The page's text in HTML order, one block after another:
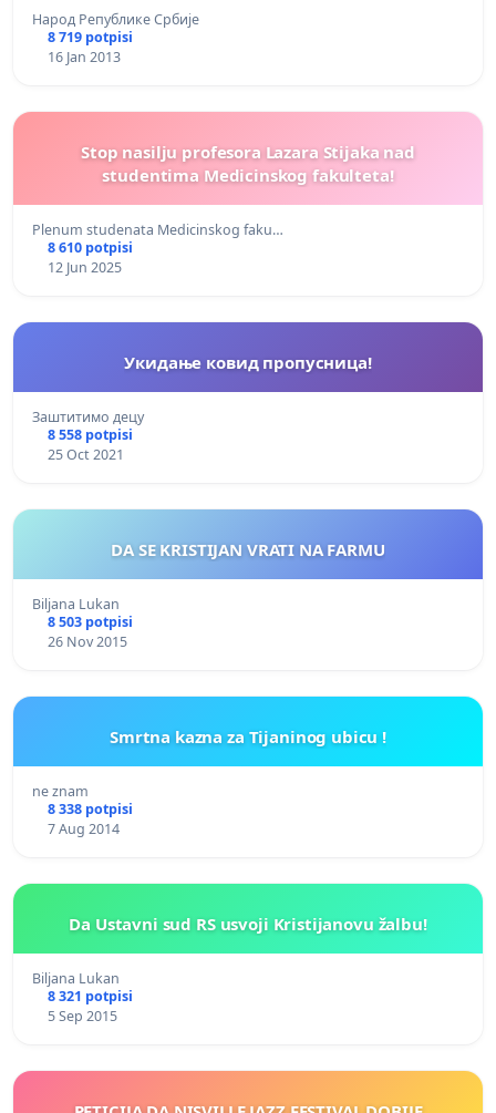
Народ Републике Србије
8 719 potpisi
16 Jan 2013
Stop nasilju profesora Lazara Stijaka nad
studentima Medicinskog fakulteta!
Plenum studenata Medicinskog faku…
8 610 potpisi
12 Jun 2025
Укидање ковид пропусница!
Заштитимо децу
8 558 potpisi
25 Oct 2021
DA SE KRISTIJAN VRATI NA FARMU
Biljana Lukan
8 503 potpisi
26 Nov 2015
Smrtna kazna za Tijaninog ubicu !
ne znam
8 338 potpisi
7 Aug 2014
Da Ustavni sud RS usvoji Kristijanovu žalbu!
Biljana Lukan
8 321 potpisi
5 Sep 2015